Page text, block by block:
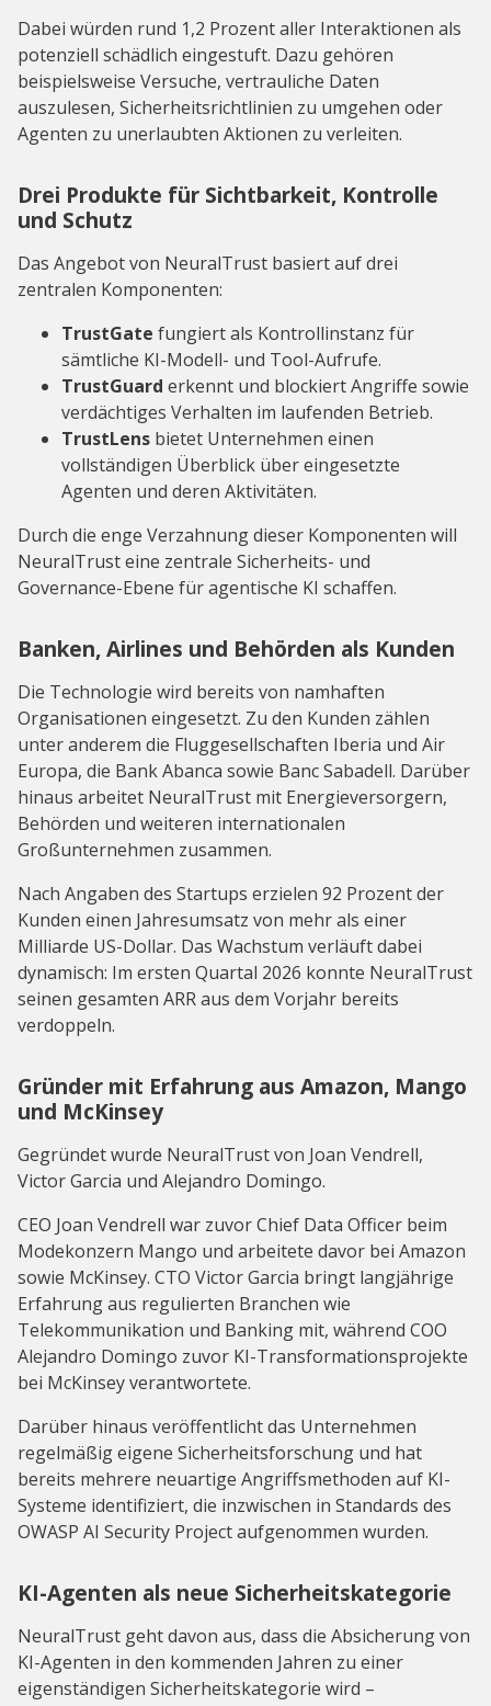
Dabei würden rund 1,2 Prozent aller Interaktionen als
potenziell schädlich eingestuft. Dazu gehören
beispielsweise Versuche, vertrauliche Daten
auszulesen, Sicherheitsrichtlinien zu umgehen oder
Agenten zu unerlaubten Aktionen zu verleiten.
Drei Produkte für Sichtbarkeit, Kontrolle
und Schutz
Das Angebot von NeuralTrust basiert auf drei
zentralen Komponenten:
TrustGate fungiert als Kontrollinstanz für
sämtliche KI-Modell- und Tool-Aufrufe.
TrustGuard erkennt und blockiert Angriffe sowie
verdächtiges Verhalten im laufenden Betrieb.
TrustLens bietet Unternehmen einen
vollständigen Überblick über eingesetzte
Agenten und deren Aktivitäten.
Durch die enge Verzahnung dieser Komponenten will
NeuralTrust eine zentrale Sicherheits- und
Governance-Ebene für agentische KI schaffen.
Banken, Airlines und Behörden als Kunden
Die Technologie wird bereits von namhaften
Organisationen eingesetzt. Zu den Kunden zählen
unter anderem die Fluggesellschaften Iberia und Air
Europa, die Bank Abanca sowie Banc Sabadell. Darüber
hinaus arbeitet NeuralTrust mit Energieversorgern,
Behörden und weiteren internationalen
Großunternehmen zusammen.
Nach Angaben des Startups erzielen 92 Prozent der
Kunden einen Jahresumsatz von mehr als einer
Milliarde US-Dollar. Das Wachstum verläuft dabei
dynamisch: Im ersten Quartal 2026 konnte NeuralTrust
seinen gesamten ARR aus dem Vorjahr bereits
verdoppeln.
Gründer mit Erfahrung aus Amazon, Mango
und McKinsey
Gegründet wurde NeuralTrust von Joan Vendrell,
Victor Garcia und Alejandro Domingo.
CEO Joan Vendrell war zuvor Chief Data Officer beim
Modekonzern Mango und arbeitete davor bei Amazon
sowie McKinsey. CTO Victor Garcia bringt langjährige
Erfahrung aus regulierten Branchen wie
Telekommunikation und Banking mit, während COO
Alejandro Domingo zuvor KI-Transformationsprojekte
bei McKinsey verantwortete.
Darüber hinaus veröffentlicht das Unternehmen
regelmäßig eigene Sicherheitsforschung und hat
bereits mehrere neuartige Angriffsmethoden auf KI-
Systeme identifiziert, die inzwischen in Standards des
OWASP AI Security Project aufgenommen wurden.
KI-Agenten als neue Sicherheitskategorie
NeuralTrust geht davon aus, dass die Absicherung von
KI-Agenten in den kommenden Jahren zu einer
eigenständigen Sicherheitskategorie wird –